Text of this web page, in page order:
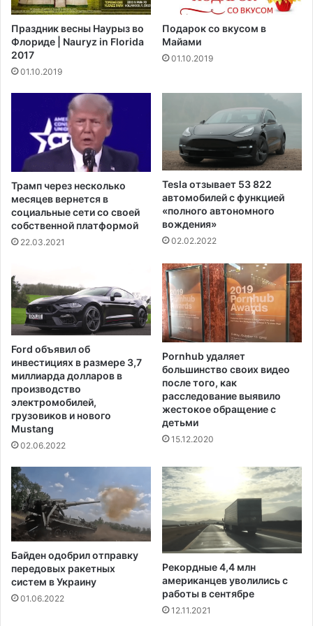
т
ы
п
р
е
е
е
й
п
о
г
р
а
н
и
ч
о
й
с
т
у
а
ц
и
и
т
о
д
н
о
р
а
п
р
ч
а
к
п
о
с
е
б
н
а
р
у
е
н
и
я
"
о
с
а
Праздник весны Наурыз во
Флориде | Nauryz in Florida
2017
01.10.2019
Подарок со вкусом в
Майами
01.10.2019
Трамп через несколько
месяцев вернется в
социальные сети со своей
собственной платформой
22.03.2021
Tesla отзывает 53 822
автомобилей с функцией
«полного автономного
вождения»
02.02.2022
Ford объявил об
инвестициях в размере 3,7
миллиарда долларов в
производство
электромобилей,
грузовиков и нового
Mustang
02.06.2022
Pornhub удаляет
большинство своих видео
после того, как
расследование выявило
жестокое обращение с
детьми
15.12.2020
Байден одобрил отправку
передовых ракетных
систем в Украину
01.06.2022
Рекордные 4,4 млн
американцев уволились с
работы в сентябре
12.11.2021